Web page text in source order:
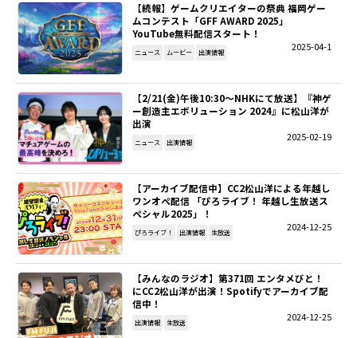
EN
【続報】ゲームクリエイターの祭典 福岡ゲー
ムコンテスト「GFF AWARD 2025」
YouTube無料配信スタート！
2025-04-1
ニュース ムービー 出演情報
【2/21(金)午後10:30～NHKにて放送】『神ゲ
ー創造主エボリューション 2024』に松山洋が
出演
2025-02-19
ニュース 出演情報
【アーカイブ配信中】CC2松山洋による年越し
ワンオペ配信 「ぴろライブ！ 年越し生放送ス
ペシャル2025」！
2024-12-25
ぴろライブ！ 出演情報 生放送
【みんなのラジオ】第371回 エンタメびと！
にCC2松山洋が出演！Spotifyでアーカイブ配
信中！
2024-12-25
出演情報 生放送